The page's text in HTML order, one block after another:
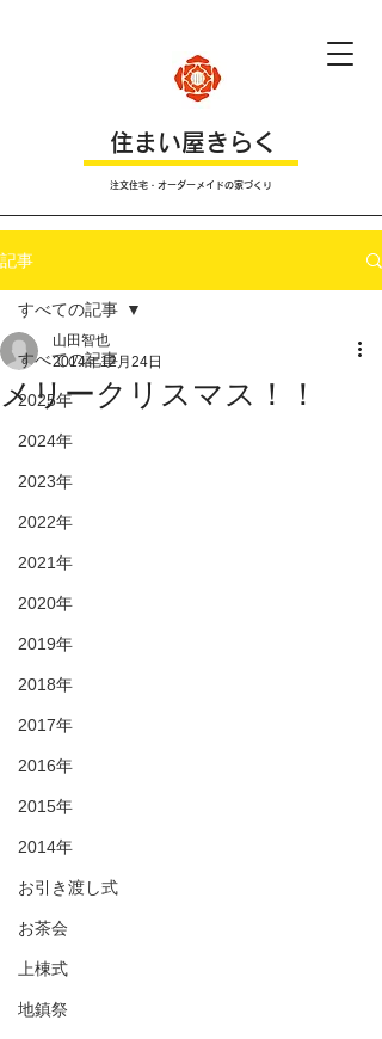
​住まい屋きらく
注文住宅・オーダーメイドの家づくり
記事
すべての記事
2025年
2024年
2023年
2022年
2021年
2020年
2019年
2018年
2017年
2016年
2015年
2014年
お引き渡し式
お茶会
上棟式
地鎮祭
すべての記事
メリークリスマス！！
山田智也
2014年12月24日